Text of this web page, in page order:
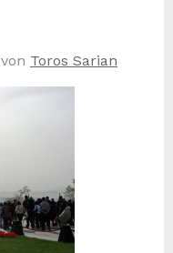
von Toros Sarian